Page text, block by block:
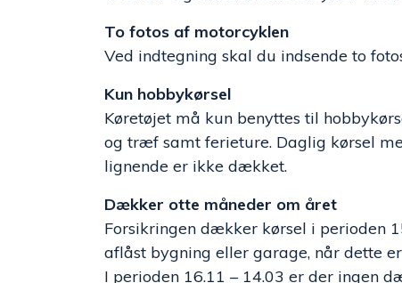
To fotos af motorcyklen
Ved indtegning skal du indsende to
Kun hobbykørsel
Køretøjet må kun benyttes til
og træf samt ferieture. Daglig kørsel
lignende er ikke dækket.
Dækker otte måneder om året
Forsikringen dækker kørsel i perioden
aflåst bygning eller garage, når dette
I perioden 16.11 – 14.03 er der ingen